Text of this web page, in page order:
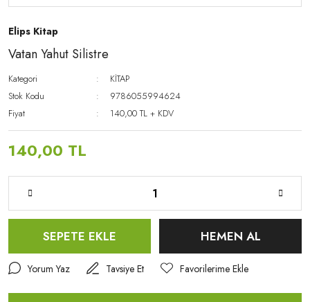
Elips Kitap
Vatan Yahut Silistre
Kategori
KİTAP
Stok Kodu
9786055994624
Fiyat
140,00 TL + KDV
140,00 TL
SEPETE EKLE HEMEN AL
Yorum Yaz Tavsiye Et